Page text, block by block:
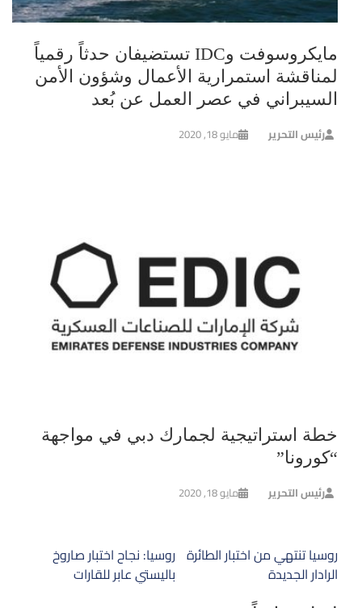
مايكروسوفت وIDC تستضيفان حدثاً رقمياً
لمناقشة استمرارية الأعمال وشؤون الأمن
السيبراني في عصر العمل عن بُعد
رئيس التحرير مايو 18, 2020
خطة استراتيجية لجمارك دبي في مواجهة
“كورونا”
رئيس التحرير مايو 18, 2020
تصفّح
المقالات
روسيا: نجاح اختبار صاروخ
باليستي عابر للقارات
روسيا تنتهي من اختبار الطائرة
الرادار الجديدة